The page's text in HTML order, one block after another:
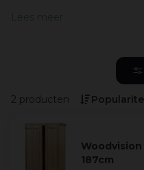
2 producten
187cm